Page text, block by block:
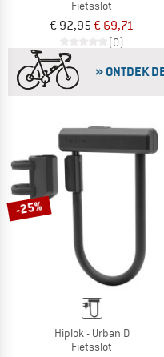
Fietsslot
€ 92,95€ 69,71
(0)
» ONTDEK
-25%
Hiplok - Urban D
Fietsslot